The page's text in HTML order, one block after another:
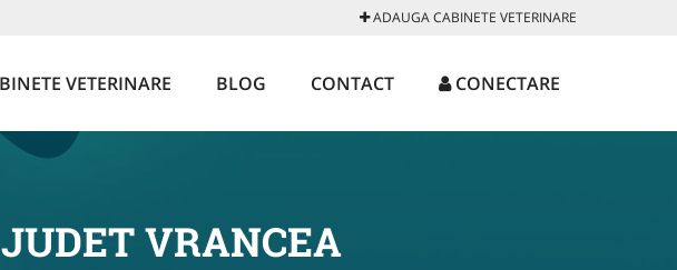
ADAUGA CABINETE VETERINARE
VETERINARE BLOG CONTACT CONECTARE
VRANCEA